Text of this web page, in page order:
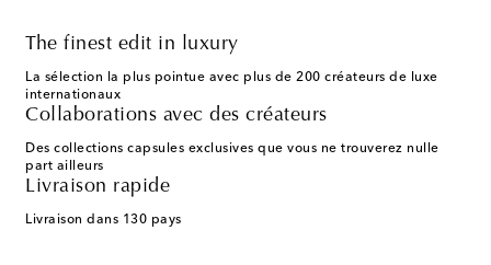
The finest edit in luxury
La sélection la plus pointue avec plus de 200 créateurs de luxe
internationaux
Collaborations avec des créateurs
Des collections capsules exclusives que vous ne trouverez nulle
part ailleurs
Livraison rapide
Livraison dans 130 pays